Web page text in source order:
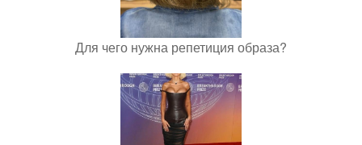
Для чего нужна репетиция образа?